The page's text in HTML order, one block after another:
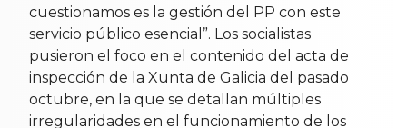
cuestionamos es la gestión del PP con este
servicio público esencial”. Los socialistas
pusieron el foco en el contenido del acta de
inspección de la Xunta de Galicia del pasado
octubre, en la que se detallan múltiples
irregularidades en el funcionamiento de los